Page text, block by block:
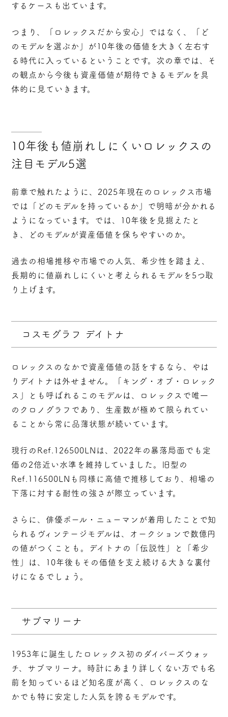
するケースも出ています。
つまり、「ロレックスだから安心」ではなく、
「ど
のモデルを選ぶか」が10年後の価値を大きく左右す
る時代 に入っているということです。次の章では、そ
の観点から今後も資産価値が期待できるモデルを具
体的に見ていきます。
10年後も値崩れしにくいロレックスの
注目モデル5選
前章で触れたように、2025年現在のロレックス市場
では「どのモデルを持っているか」で明暗が分かれる
ようになっています。では、10年後を見据えたと
き、どのモデルが資産価値を保ちやすいのか。
過去の相場推移や市場での人気、希少性を踏まえ、
長期的に値崩れしにくいと考えられるモデルを5つ取
り上げます。
コスモグラフ デイトナ
ロレックスのなかで資産価値の話をするなら、やは
りデイトナは外せません。「キング・オブ・ロレック
ス」とも呼ばれるこのモデルは、ロレックスで唯一
のクロノグラフであり、生産数が極めて限られてい
ることから 常に品薄状態が続いています。
現行のRef.126500LNは、2022年の暴落局面でも定
価の2倍近い水準を維持していました。旧型の
Ref.116500LNも同様に高値で推移しており、相場の
下落に対する耐性の強さが際立っています。
さらに、俳優ポール・ニューマンが着用したことで知
られるヴィンテージモデルは、オークションで数億円
の値がつくことも。デイトナの「伝説性」と「希少
性」は、10年後もその価値を支え続ける大きな裏付
けになるでしょう。
サブマリーナ
1953年に誕生したロレックス初のダイバーズウォッ
チ、サブマリーナ。時計にあまり詳しくない方でも名
前を知っているほど知名度が高く、ロレックスのな
かでも特に安定した人気を誇るモデルです。